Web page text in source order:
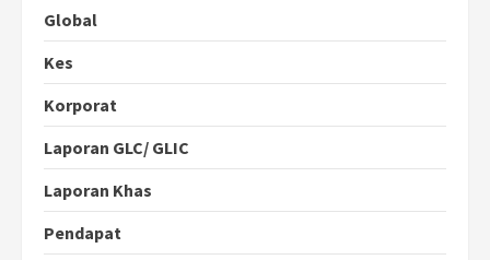
Global
Kes
Korporat
Laporan GLC/ GLIC
Laporan Khas
Pendapat